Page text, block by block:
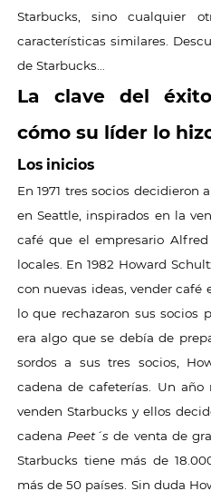
Starbucks, sino cualquier
características similares.
de Starbucks…
La clave del
cómo su líder lo
Los inicios
En 1971 tres socios decidieron
en Seattle, inspirados en la
café que el empresario
locales. En 1982 Howard
con nuevas ideas, vender café
lo que rechazaron sus socios
era algo que se debía de
sordos a sus tres socios,
cadena de cafeterías. Un
venden Starbucks y ellos
cadena Peet´s de venta de
Starbucks tiene más de
más de 50 países. Sin duda